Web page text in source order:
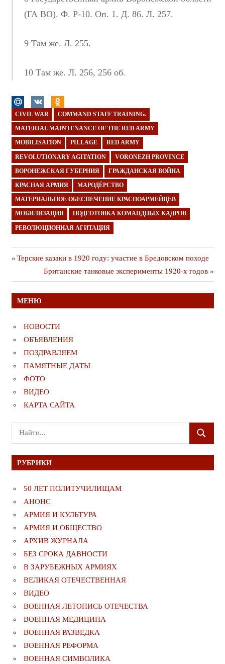
(ГА ВО). Ф. Р-10. Оп. 1. Д. 86. Л. 257.
9 Там же. Л. 255.
10 Там же. Л. 256, 256 об.
CIVIL WAR COMMAND STAFF TRAINING.
MATERIAL MAINTENANCE OF THE RED ARMY
MOBILISATION PILLAGE RED ARMY
REVOLUTIONARY AGITATION VORONEZH PROVINCE
ВОРОНЕЖСКАЯ ГУБЕРНИЯ ГРАЖДАНСКАЯ ВОЙНА
КРАСНАЯ АРМИЯ МАРОДЁРСТВО
МАТЕРИАЛЬНОЕ ОБЕСПЕЧЕНИЕ КРАСНОАРМЕЙЦЕВ
МОБИЛИЗАЦИЯ ПОДГОТОВКА КОМАНДНЫХ КАДРОВ
РЕВОЛЮЦИОННАЯ АГИТАЦИЯ
Навигация
по
записям
Предыдущая
публикация
Терские казаки в 1920 году: участие в Бредовском походе
Следующая
публикация
Британские танковые эксперименты 1920-х годов
МЕНЮ
НОВОСТИ
ОБЪЯВЛЕНИЯ
ПОЗДРАВЛЯЕМ
ПАМЯТНЫЕ ДАТЫ
ФОТО
ВИДЕО
КАРТА САЙТА
Поиск
для:
ПОИСК
РУБРИКИ
50 ЛЕТ ПОЛИТУЧИЛИЩАМ
АНОНС
АРМИЯ И КУЛЬТУРА
АРМИЯ И ОБЩЕСТВО
АРХИВ ЖУРНАЛА
БЕЗ СРОКА ДАВНОСТИ
В ЗАРУБЕЖНЫХ АРМИЯХ
ВЕЛИКАЯ ОТЕЧЕСТВЕННАЯ
ВИДЕО
ВОЕННАЯ ЛЕТОПИСЬ ОТЕЧЕСТВА
ВОЕННАЯ МЕДИЦИНА
ВОЕННАЯ РАЗВЕДКА
ВОЕННАЯ РЕФОРМА
ВОЕННАЯ СИМВОЛИКА